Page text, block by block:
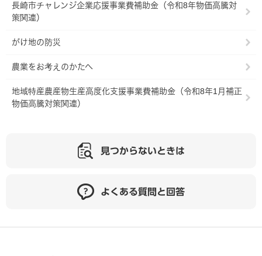
長崎市チャレンジ企業応援事業費補助金（令和8年物価高騰対
策関連）
がけ地の防災
農業をお考えのかたへ
地域特産農産物生産高度化支援事業費補助金（令和8年1月補正
物価高騰対策関連）
見つからないときは
よくある質問と回答